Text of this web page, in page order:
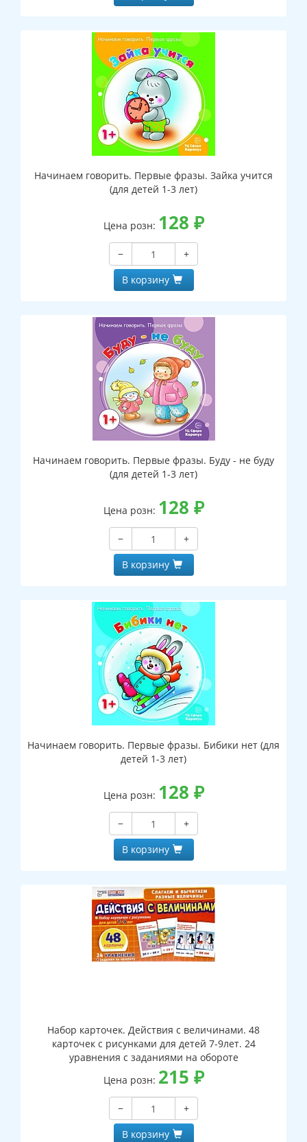
Начинаем говорить. Первые фразы. Зайка учится
(для детей 1-3 лет)
Цена розн: 128 ₽
−
+
В корзину
Начинаем говорить. Первые фразы. Буду - не буду
(для детей 1-3 лет)
Цена розн: 128 ₽
−
+
В корзину
Начинаем говорить. Первые фразы. Бибики нет (для
детей 1-3 лет)
Цена розн: 128 ₽
−
+
В корзину
Набор карточек. Действия с величинами. 48
карточек с рисунками для детей 7-9лет. 24
уравнения с заданиями на обороте
Цена розн: 215 ₽
−
+
В корзину